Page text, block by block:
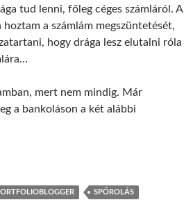
tud lenni, főleg céges számláról. A
hoztam a számlám megszüntetését,
hogy drága lesz elutalni róla
mert nem mindig. Már
a bankoláson a két alábbi
Néha lehet!
SPÓROLÁS